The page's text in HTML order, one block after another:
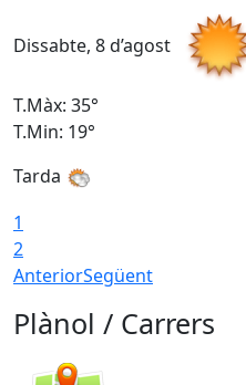
Dissabte, 8 d’agost
T.Màx: 35°
T.Min: 19°
Tarda
1
2
AnteriorSegüent
Plànol / Carrers